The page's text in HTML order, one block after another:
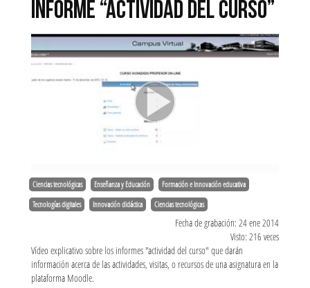
INFORME “ACTIVIDAD DEL CURSO”
Ciencias tecnológicas Enseñanza y Educación Formación e Innovación educativa
Tecnologías digitales Innovación didáctica Ciencias tecnológicas
Fecha de grabación: 24 ene 2014
Visto: 216 veces
Vídeo explicativo sobre los informes "actividad del curso" que darán
información acerca de las actividades, visitas, o recursos de una asignatura en la
plataforma Moodle.